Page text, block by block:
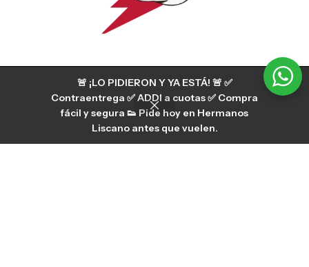
🚨 ¡LO PIDIERON Y YA ESTÁ! 🚨 ✅
Contraentrega ✅ ADDI a cuotas ✅ Compra
fácil y segura 👟 Pide hoy en Hermanos
Liscano antes que vuelen.